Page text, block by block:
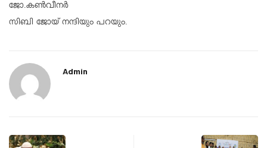
ജോ.കൺവീനർ
സിബി ജോയ് നന്ദിയും പറയും.
Admin